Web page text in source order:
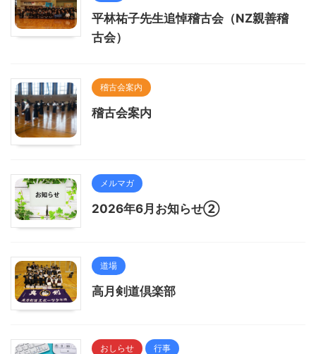
平林祐子先生追悼稽古会（NZ親善稽
古会）
稽古会案内
稽古会案内
メルマガ
2026年6月お知らせ②
道場
高月剣道倶楽部
おしらせ 行事